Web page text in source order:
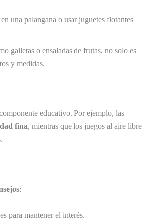
una palangana o usar juguetes flotantes
galletas o ensaladas de frutas, no solo es
y medidas.
educativo. Por ejemplo, las
fina, mientras que los juegos al aire libre
:
para mantener el interés.